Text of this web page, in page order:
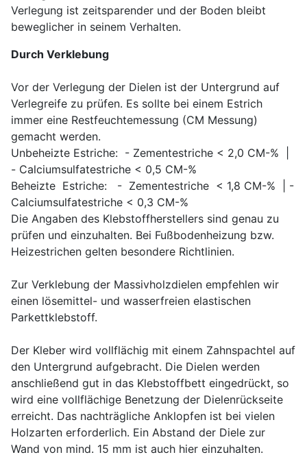
Verlegung ist zeitsparender und der Boden bleibt
beweglicher in seinem Verhalten.
Durch Verklebung
Vor der Verlegung der Dielen ist der Untergrund auf
Verlegreife zu prüfen. Es sollte bei einem Estrich
immer eine Restfeuchtemessung (CM Messung)
gemacht werden.
Unbeheizte Estriche: - Zementestriche < 2,0 CM-% |
- Calciumsulfatestriche < 0,5 CM-%
Beheizte Estriche: - Zementestriche < 1,8 CM-% | -
Calciumsulfatestriche < 0,3 CM-%
Die Angaben des Klebstoffherstellers sind genau zu
prüfen und einzuhalten. Bei Fußbodenheizung bzw.
Heizestrichen gelten besondere Richtlinien.
Zur Verklebung der Massivholzdielen empfehlen wir
einen lösemittel- und wasserfreien elastischen
Parkettklebstoff.
Der Kleber wird vollflächig mit einem Zahnspachtel auf
den Untergrund aufgebracht. Die Dielen werden
anschließend gut in das Klebstoffbett eingedrückt, so
wird eine vollflächige Benetzung der Dielenrückseite
erreicht. Das nachträgliche Anklopfen ist bei vielen
Holzarten erforderlich. Ein Abstand der Diele zur
Wand von mind. 15 mm ist auch hier einzuhalten.